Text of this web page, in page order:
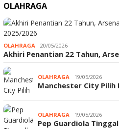
OLAHRAGA
OLAHRAGA 20/05/2026
Akhiri Penantian 22 Tahun,
OLAHRAGA 19/05/2026
Manchester City Pilih
OLAHRAGA 19/05/2026
Pep Guardiola